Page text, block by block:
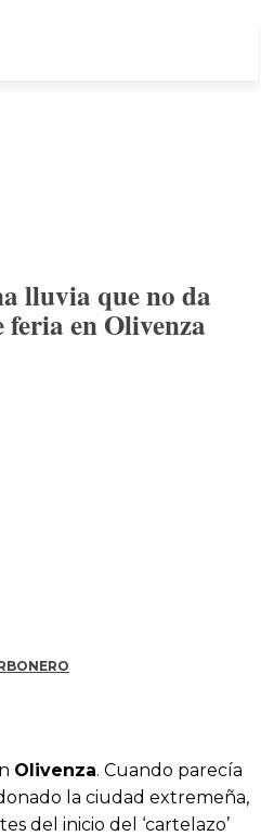
lluvia que no da
en Olivenza
Olivenza. Cuando parecía
la ciudad extremeña,
del inicio del ‘cartelazo’